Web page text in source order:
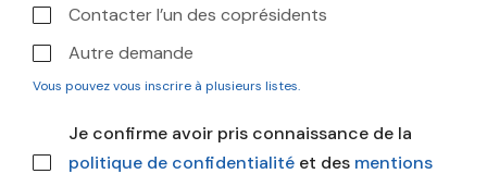
Contacter l’un des coprésidents
Autre demande
Vous pouvez vous inscrire à plusieurs listes.
Je confirme avoir pris connaissance de la
politique de confidentialitéet des mentions